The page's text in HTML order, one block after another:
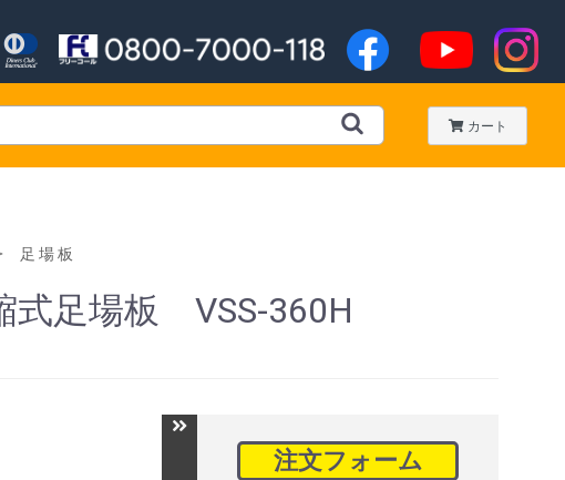
カート
足場板
式足場板 VSS-360H
注文フォーム